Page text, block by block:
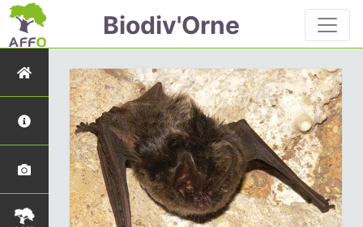
Biodiv'Orne